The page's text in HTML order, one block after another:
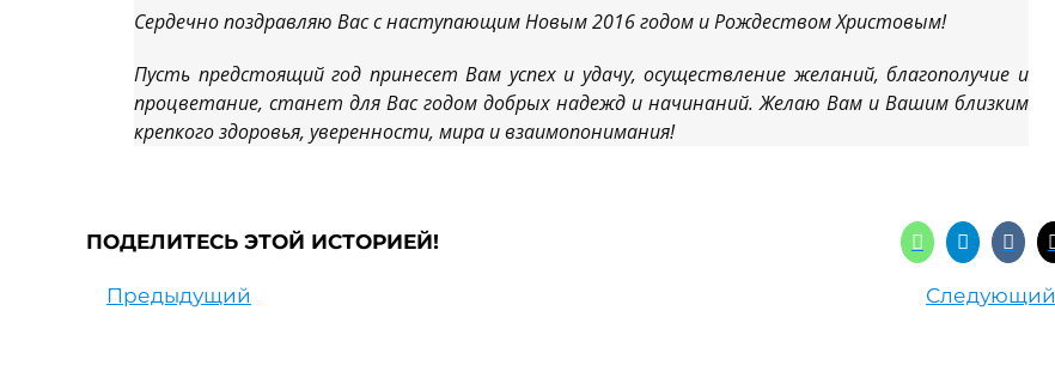
Сердечно поздравляю Вас с наступающим Новым 2016 годом и Рождеством Христовым!
Пусть предстоящий год принесет Вам успех и удачу, осуществление желаний, благополучие и
процветание, станет для Вас годом добрых надежд и начинаний. Желаю Вам и Вашим близким
крепкого здоровья, уверенности, мира и взаимопонимания!
ПОДЕЛИТЕСЬ ЭТОЙ ИСТОРИЕЙ!
Предыдущий Следующий